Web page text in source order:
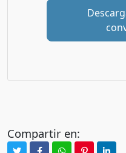
Compartir en: